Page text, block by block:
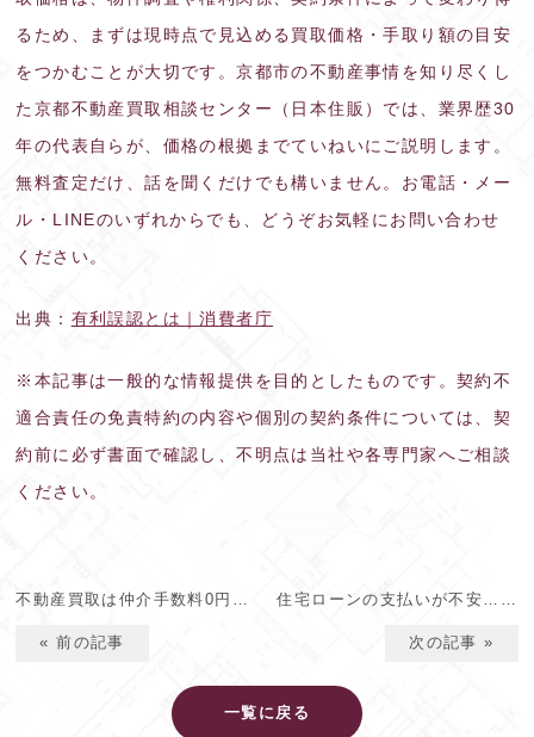
るため、まずは現時点で見込める買取価格・手取り額の目安
をつかむことが大切です。京都市の不動産事情を知り尽くし
た京都不動産買取相談センター（日本住販）では、業界歴30
年の代表自らが、価格の根拠までていねいにご説明します。
無料査定だけ、話を聞くだけでも構いません。お電話・メー
ル・LINEのいずれからでも、どうぞお気軽にお問い合わせ
ください。
出典： 有利誤認とは｜消費者庁
※本記事は一般的な情報提供を目的としたものです。契約不
適合責任の免責特約の内容や個別の契約条件については、契
約前に必ず書面で確認し、不明点は当社や各専門家へご相談
ください。
不動産買取は仲介手数料0円？京都市で手残りを増やすための比較ポイント
« 前の記事
一覧に戻る
住宅ローンの支払いが不安…京都市で不動産を即現金化して再出発する選択肢
次の記事 »